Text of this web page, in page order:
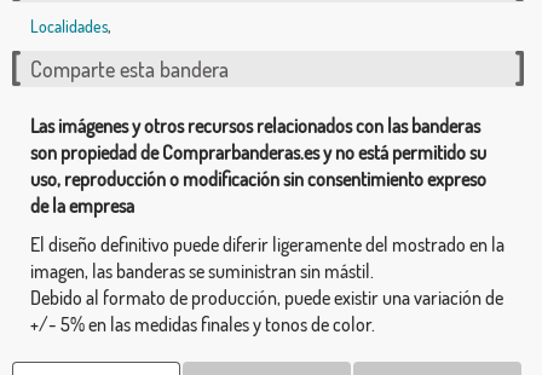
Localidades,
Comparte esta bandera
Las imágenes y otros recursos relacionados con las banderas
son propiedad de Comprarbanderas.es y no está permitido su
uso, reproducción o modificación sin consentimiento expreso
de la empresa
El diseño definitivo puede diferir ligeramente del mostrado en la
imagen, las banderas se suministran sin mástil.
Debido al formato de producción, puede existir una variación de
+/- 5% en las medidas finales y tonos de color.